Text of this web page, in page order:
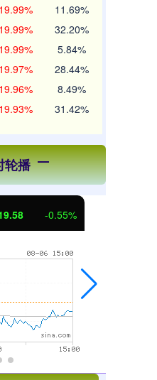
19.99% 11.69%
19.99% 32.20%
19.99% 5.84%
19.97% 28.44%
19.96% 8.49%
19.93% 31.42%
轮播
-0.55%